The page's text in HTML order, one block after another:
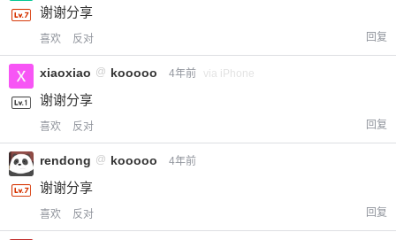
谢谢分享
喜欢 反对 回复
xiaoxiao @ kooooo 4年前 via iPhone
谢谢分享
喜欢 反对 回复
rendong @ kooooo 4年前
谢谢分享
喜欢 反对 回复